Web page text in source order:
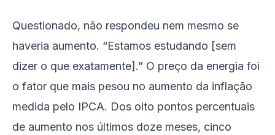
Questionado, não respondeu nem mesmo se
haveria aumento. “Estamos estudando [sem
dizer o que exatamente].” O preço da energia foi
o fator que mais pesou no aumento da inflação
medida pelo IPCA. Dos oito pontos percentuais
de aumento nos últimos doze meses, cinco